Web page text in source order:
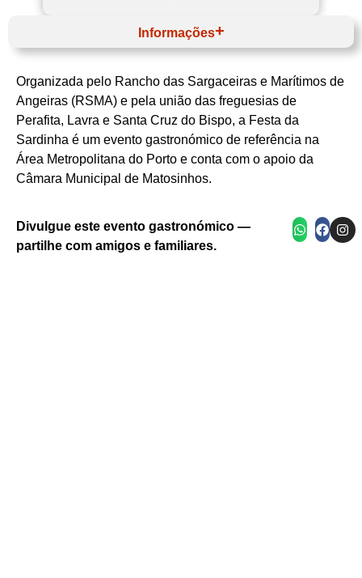
Organizada pelo Rancho das Sargaceiras e Marítimos de
Angeiras (RSMA) e pela união das freguesias de
Perafita, Lavra e Santa Cruz do Bispo, a Festa da
Sardinha é um evento gastronómico de referência na
Área Metropolitana do Porto e conta com o apoio da
Câmara Municipal de Matosinhos.
Convívio ao ar livre durante o Festival da Sardinha
Angeiras
Grelha tradicional de sardinhas no festival
Preparação culinária em panelão durante o festival
Preparação manual de massa durante o evento
Divulgue este evento gastronómico —
partilhe com amigos e familiares.
Informações
Norte
AMP
Matosinhos
Câmara Municipal de Matosinhos
Sardinha